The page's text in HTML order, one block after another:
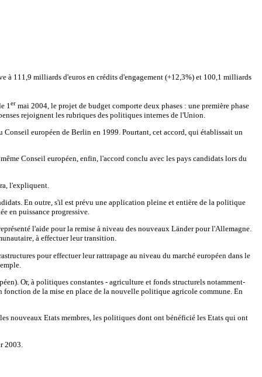
à 111,9 milliards d'euros en crédits d'engagement (+12,3%) et 100,1 milliards
1 er mai 2004, le projet de budget comporte deux phases : une première phase
rejoignent les rubriques des politiques internes de l'Union.
Conseil européen de Berlin en 1999. Pourtant, cet accord, qui établissait un
Conseil européen, enfin, l'accord conclu avec les pays candidats lors du
l'expliquent.
En outre, s'il est prévu une application pleine et entière de la politique
en puissance progressive.
l'aide pour la remise à niveau des nouveaux Länder pour l'Allemagne.
à effectuer leur transition.
pour effectuer leur rattrapage au niveau du marché européen dans le
Or, à politiques constantes - agriculture et fonds structurels notamment-
fonction de la mise en place de la nouvelle politique agricole commune. En
nouveaux Etats membres, les politiques dont ont bénéficié les Etats qui ont
2003.